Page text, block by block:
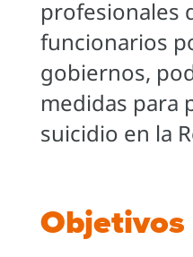
profesionales
funcionarios
gobiernos,
medidas para
suicidio en la
Objetivos